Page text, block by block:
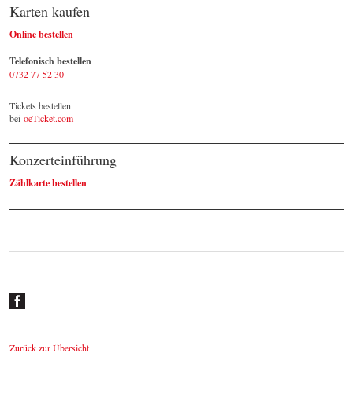
Karten kaufen
Online bestellen
Telefonisch bestellen
0732 77 52 30
Tickets bestellen
bei oeTicket.com
Konzerteinführung
Zählkarte bestellen
Zurück zur Übersicht